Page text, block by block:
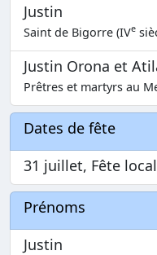
Justin
Saint de Bigorre (IVe
Justin Orona et
Prêtres et martyrs au
Dates de fête
31 juillet, Fête
Prénoms
Justin